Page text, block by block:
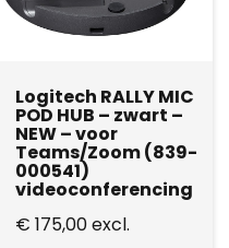
Logitech RALLY MIC
POD HUB – zwart –
NEW – voor
Teams/Zoom (839-
000541)
videoconferencing
€ 175,00excl.